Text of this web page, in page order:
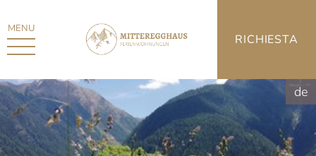
MENU
RICHIESTA
de